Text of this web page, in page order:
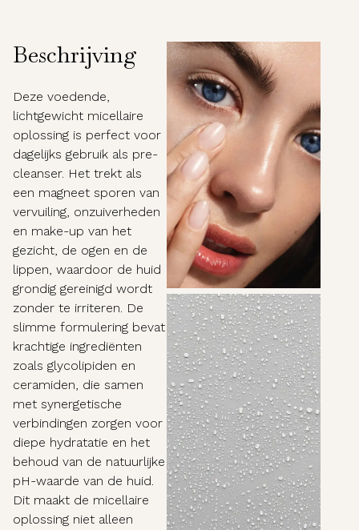
Beschrijving
Deze voedende,
lichtgewicht micellaire
oplossing is perfect voor
dagelijks gebruik als pre-
cleanser. Het trekt als
een magneet sporen van
vervuiling, onzuiverheden
en make-up van het
gezicht, de ogen en de
lippen, waardoor de huid
grondig gereinigd wordt
zonder te irriteren. De
slimme formulering bevat
krachtige ingrediënten
zoals glycolipiden en
ceramiden, die samen
met synergetische
verbindingen zorgen voor
diepe hydratatie en het
behoud van de natuurlijke
pH-waarde van de huid.
Dit maakt de micellaire
oplossing niet alleen